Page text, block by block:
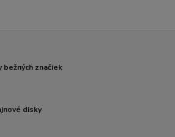
bežných značiek
disky